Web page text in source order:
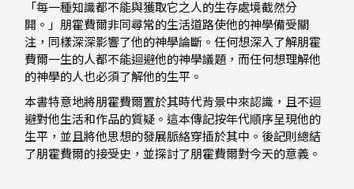
「每一種知識都不能與獲取它之人的生存處境截然分
開。」朋霍費爾非同尋常的生活道路使他的神學備受關
注，同樣深深影響了他的神學論斷。任何想深入了解朋霍
費爾一生的人都不能迴避他的神學議題，而任何想理解他
的神學的人也必須了解他的生平。
本書特意地將朋霍費爾置於其時代背景中來認識，且不迴
避對他生活和作品的質疑。這本傳記按年代順序呈現他的
生平，並且將他思想的發展脈絡穿插於其中。後記則總結
了朋霍費爾的接受史，並探討了朋霍費爾對今天的意義。